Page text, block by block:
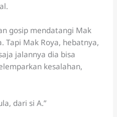
gosip mendatangi Mak
Tapi Mak Roya, hebatnya,
jalannya dia bisa
kesalahan,
dari si A.”